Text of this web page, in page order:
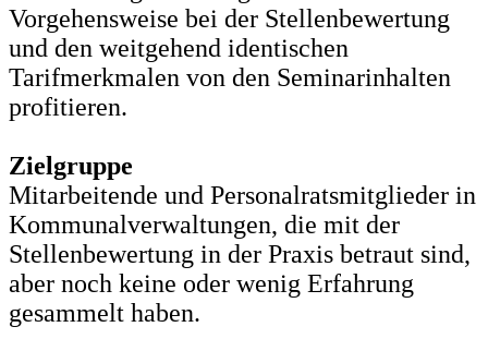
Vorgehensweise bei der Stellenbewertung
und den weitgehend identischen
Tarifmerkmalen von den Seminarinhalten
profitieren.
Zielgruppe
Mitarbeitende und Personalratsmitglieder in
Kommunalverwaltungen, die mit der
Stellenbewertung in der Praxis betraut sind,
aber noch keine oder wenig Erfahrung
gesammelt haben.